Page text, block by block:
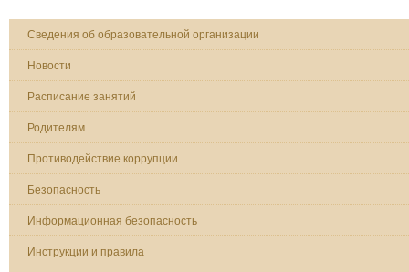
Сведения об образовательной организации
Новости
Расписание занятий
Родителям
Противодействие коррупции
Безопасность
Информационная безопасность
Инструкции и правила